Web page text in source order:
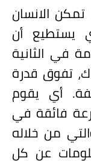
تمكن الانسان
يستطيع أن
في الثانية
تفوق قدرة
أي يقوم
فائقة في
من خلاله
عن كل